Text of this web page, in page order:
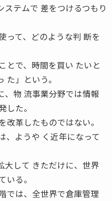
テムで 差をつけるつもり
って、どのような判 断を
とで、時間を買い たいと
た」という。
、物 流事業分野では情報
した。
改革したものではない。
、ようや く近年になって
大して きただけに、世界
いる。
では、全世界で倉庫管理